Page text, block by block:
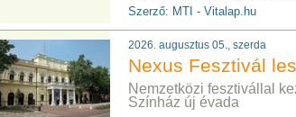
Szerző: MTI - Vitalap.hu
2026. augusztus 05., szerda
Nexus Fesztivál
Nemzetközi fesztivállal
Színház új évada